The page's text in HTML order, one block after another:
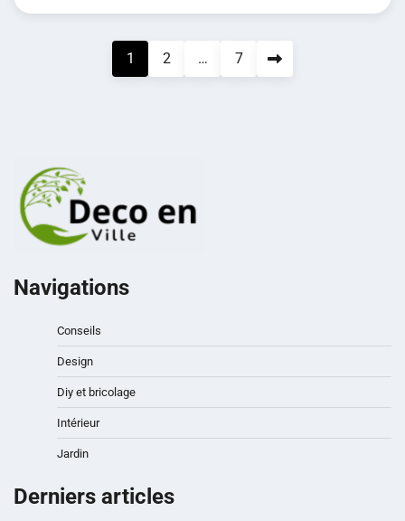
1 2 … 7
Navigations
Conseils
Design
Diy et bricolage
Intérieur
Jardin
Derniers articles